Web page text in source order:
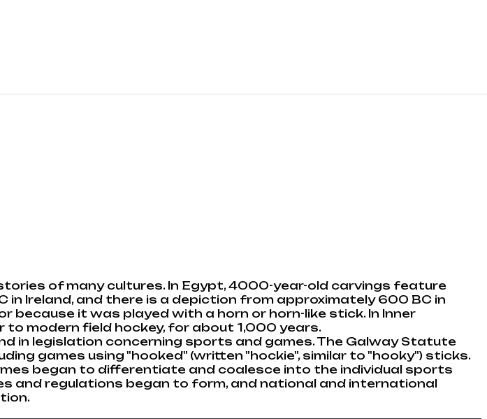
of many cultures. In Egypt, 4000-year-old carvings feature
Ireland, and there is a depiction from approximately 600 BC in
because it was played with a horn or horn-like stick. In Inner
to modern field hockey, for about 1,000 years.
in legislation concerning sports and games. The Galway Statute
games using "hooked" (written "hockie", similar to "hooky") sticks.
began to differentiate and coalesce into the individual sports
and regulations began to form, and national and international